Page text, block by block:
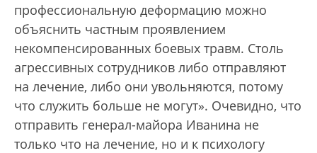
профессиональную деформацию можно
объяснить частным проявлением
некомпенсированных боевых травм. Столь
агрессивных сотрудников либо отправляют
на лечение, либо они увольняются, потому
что служить больше не могут». Очевидно, что
отправить генерал-майора Иванина не
только что на лечение, но и к психологу